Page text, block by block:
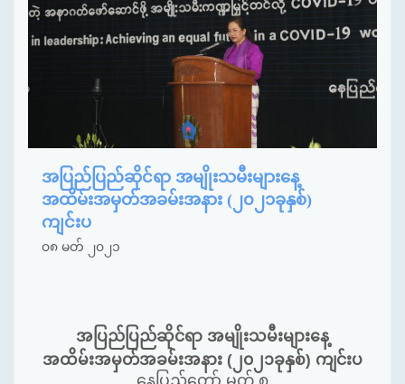
အပြည်ပြည်ဆိုင်ရာ အမျိုးသမီးများနေ့
အထိမ်းအမှတ်အခမ်းအနား (၂၀၂၁ခုနှစ်)
ကျင်းပ
၀၈ မတ် ၂၀၂၁
အပြည်ပြည်ဆိုင်ရာ အမျိုးသမီးများနေ့
အထိမ်းအမှတ်အခမ်းအနား ( ၂၀၂၁ခုနှစ်) ကျင်းပ
နေပြည်တော် မတ် ၈